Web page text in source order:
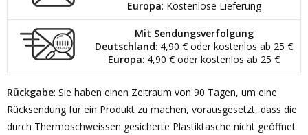
Europa: Kostenlose Lieferung
Mit Sendungsverfolgung
Deutschland: 4,90 € oder kostenlos ab 25 €
Europa: 4,90 € oder kostenlos ab 25 €
Rückgabe: Sie haben einen Zeitraum von 90 Tagen, um eine
Rücksendung für ein Produkt zu machen, vorausgesetzt, dass die
durch Thermoschweissen gesicherte Plastiktasche nicht geöffnet